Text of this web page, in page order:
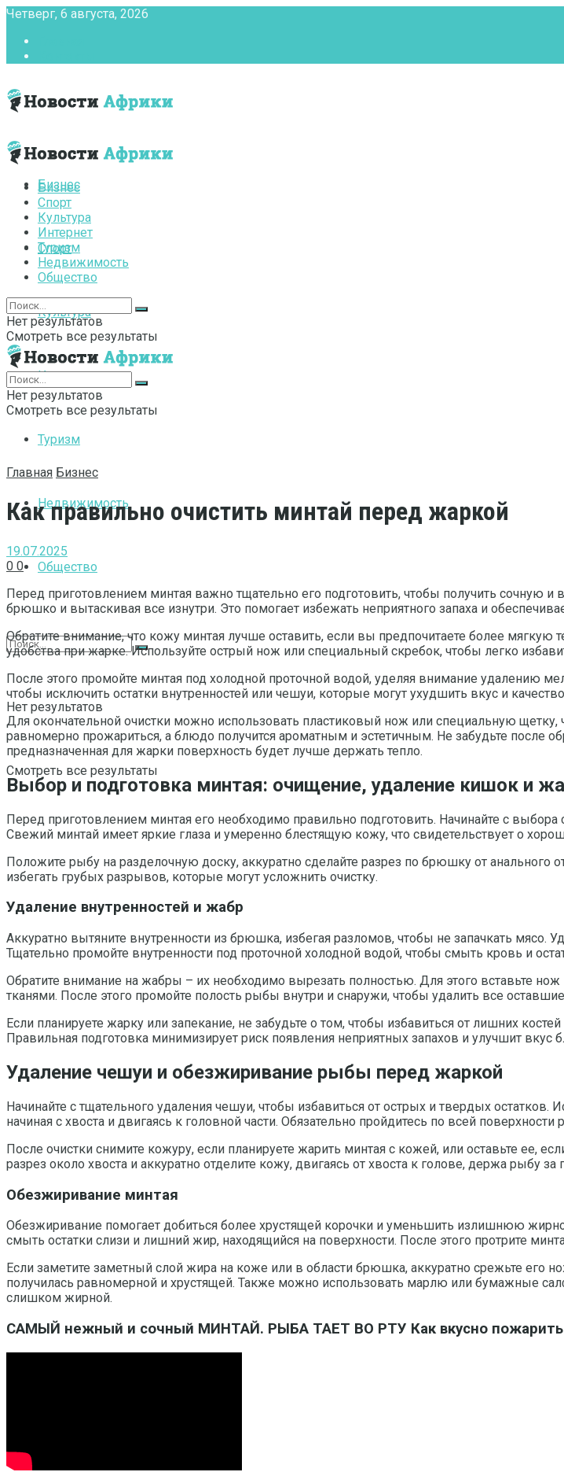
Четверг, 6 августа, 2026
Бизнес
Спорт
Культура
Интернет
Туризм
Недвижимость
Общество
Нет результатов
Смотреть все результаты
Бизнес
Спорт
Культура
Интернет
Туризм
Недвижимость
Общество
Нет результатов
Смотреть все результаты
Нет результатов
Смотреть все результаты
Главная Бизнес
Как правильно очистить минтай перед жаркой
19.07.2025
0 0
Перед приготовлением минтая важно тщательно его подготовить, чтобы получить сочную и
брюшко и вытаскивая все изнутри. Это помогает избежать неприятного запаха и
Обратите внимание, что кожу минтая лучше оставить, если вы предпочитаете более мягкую
удобства при жарке. Используйте острый нож или специальный скребок, чтобы легко
После этого промойте минтая под холодной проточной водой, уделяя внимание удалению
чтобы исключить остатки внутренностей или чешуи, которые могут ухудшить вкус и
Для окончательной очистки можно использовать пластиковый нож или специальную
равномерно прожариться, а блюдо получится ароматным и эстетичным. Не забудьте
предназначенная для жарки поверхность будет лучше держать тепло.
Выбор и подготовка минтая: очищение, удаление кишок и
Перед приготовлением минтая его необходимо правильно подготовить. Начинайте с
Свежий минтай имеет яркие глаза и умеренно блестящую кожу, что свидетельствует о
Положите рыбу на разделочную доску, аккуратно сделайте разрез по брюшку от
избегать грубых разрывов, которые могут усложнить очистку.
Удаление внутренностей и жабр
Аккуратно вытяните внутренности из брюшка, избегая разломов, чтобы не запачкать
Тщательно промойте внутренности под проточной холодной водой, чтобы смыть кровь и
Обратите внимание на жабры – их необходимо вырезать полностью. Для этого вставьте
тканями. После этого промойте полость рыбы внутри и снаружи, чтобы удалить все
Если планируете жарку или запекание, не забудьте о том, чтобы избавиться от лишних
Правильная подготовка минимизирует риск появления неприятных запахов и улучшит вкус
Удаление чешуи и обезжиривание рыбы перед жаркой
Начинайте с тщательного удаления чешуи, чтобы избавиться от острых и твердых
начиная с хвоста и двигаясь к головной части. Обязательно пройдитесь по всей
После очистки снимите кожуру, если планируете жарить минтая с кожей, или оставьте ее,
разрез около хвоста и аккуратно отделите кожу, двигаясь от хвоста к голове, держа рыбу
Обезжиривание минтая
Обезжиривание помогает добиться более хрустящей корочки и уменьшить излишнюю
смыть остатки слизи и лишний жир, находящийся на поверхности. После этого протрите
Если заметите заметный слой жира на коже или в области брюшка, аккуратно срежьте его
получилась равномерной и хрустящей. Также можно использовать марлю или бумажные
слишком жирной.
САМЫЙ нежный и сочный МИНТАЙ. РЫБА ТАЕТ ВО РТУ Как вкусно пожарить